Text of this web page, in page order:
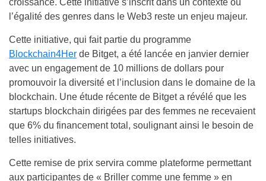
croissance. Cette initiative s’inscrit dans un contexte où
l’égalité des genres dans le Web3 reste un enjeu majeur.
Cette initiative, qui fait partie du programme
Blockchain4Her de Bitget, a été lancée en janvier dernier
avec un engagement de 10 millions de dollars pour
promouvoir la diversité et l’inclusion dans le domaine de la
blockchain. Une étude récente de Bitget a révélé que les
startups blockchain dirigées par des femmes ne recevaient
que 6% du financement total, soulignant ainsi le besoin de
telles initiatives.
Cette remise de prix servira comme plateforme permettant
aux participantes de « Briller comme une femme » en